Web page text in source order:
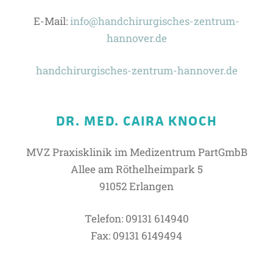
E-Mail:info@handchirurgisches-zentrum-
hannover.de
handchirurgisches-zentrum-hannover.de
DR. MED. CAIRA KNOCH
MVZ Praxisklinik im Medizentrum PartGmbB
Allee am Röthelheimpark 5
91052 Erlangen
Telefon: 09131 614940
Fax: 09131 6149494